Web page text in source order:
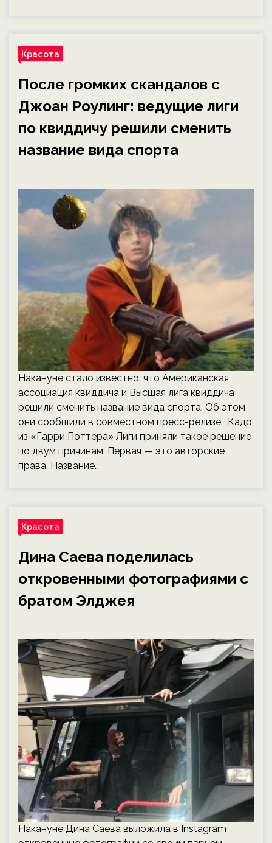
Красота
После громких скандалов с
Джоан Роулинг: ведущие лиги
по квиддичу решили сменить
название вида спорта
Накануне стало известно, что Американская
ассоциация квиддича и Высшая лига квиддича
решили сменить название вида спорта. Об этом
они сообщили в совместном пресс-релизе. Кадр
из «Гарри Поттера» Лиги приняли такое решение
по двум причинам. Первая — это авторские
права. Название…
Красота
Дина Саева поделилась
откровенными фотографиями с
братом Элджея
Накануне Дина Саева выложила в Instagram